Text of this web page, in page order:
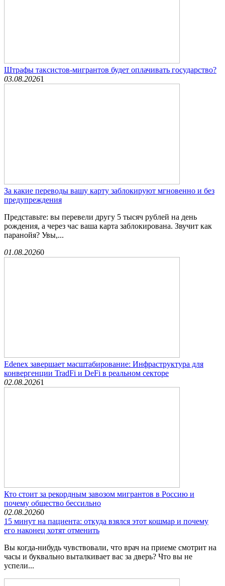
Штрафы таксистов-мигрантов будет оплачивать государство?
03.08.20261
За какие переводы вашу карту заблокируют мгновенно и без
предупреждения
Представьте: вы перевели другу 5 тысяч рублей на день
рождения, а через час ваша карта заблокирована. Звучит как
паранойя? Увы,...
01.08.20260
Edenex завершает масштабирование: Инфраструктура для
конвергенции TradFi и DeFi в реальном секторе
02.08.20261
Кто стоит за рекордным завозом мигрантов в Россию и
почему общество бессильно
02.08.20260
15 минут на пациента: откуда взялся этот кошмар и почему
его наконец хотят отменить
Вы когда-нибудь чувствовали, что врач на приеме смотрит на
часы и буквально выталкивает вас за дверь? Что вы не
успели...